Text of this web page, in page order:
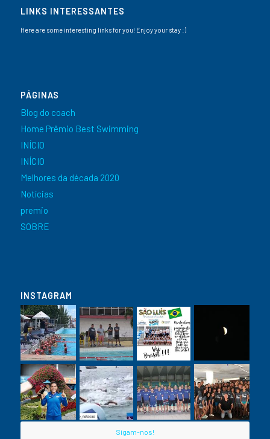
LINKS INTERESSANTES
Here are some interesting links for you! Enjoy your stay :)
PÁGINAS
Blog do coach
Home Prêmio Best Swimming
INÍCIO
INÍCIO
Melhores da década 2020
Notícias
premio
SOBRE
INSTAGRAM
Sigam-nos!